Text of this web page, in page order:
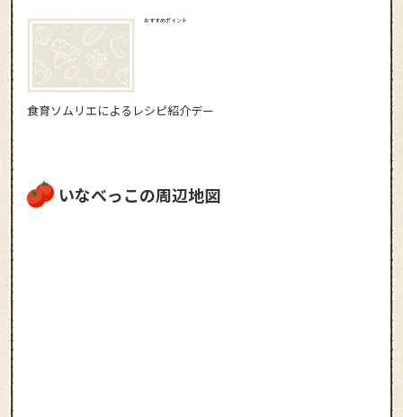
おすすめポイント
食育ソムリエによるレシピ紹介デー
いなべっこの周辺地図